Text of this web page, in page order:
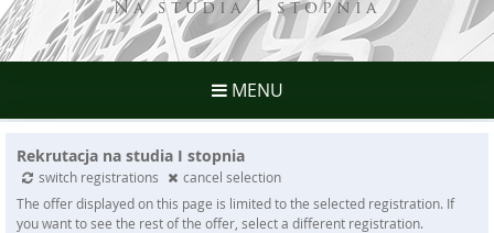
Na studia I stopnia
MENU
Rekrutacja na studia I stopnia
switch registrations
cancel selection
The offer displayed on this page is limited to the selected registration. If
you want to see the rest of the offer, select a different registration.